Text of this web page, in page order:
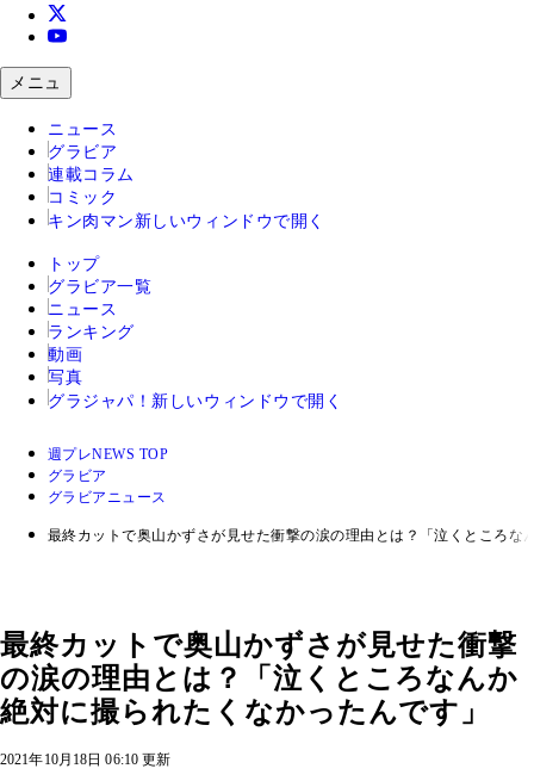
メニュ
ニュース
グラビア
連載コラム
コミック
キン肉マン 新しいウィンドウで開く
トップ
グラビア一覧
ニュース
ランキング
動画
写真
グラジャパ！ 新しいウィンドウで開く
週プレNEWS TOP
グラビア
グラビアニュース
最終カットで奥山かずさが見せた衝撃の涙の理由とは？「泣くところな
最終カットで奥山かずさが見せた衝撃
の涙の理由とは？「泣くところなんか
絶対に撮られたくなかったんです」
2021年10月18日 06:10 更新